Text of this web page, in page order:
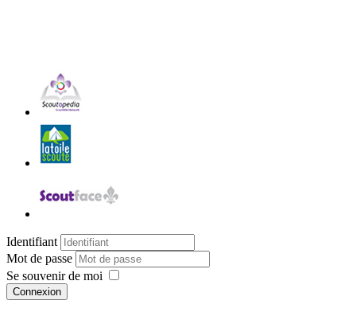
Identifiant
Mot de passe
Se souvenir de moi
Connexion